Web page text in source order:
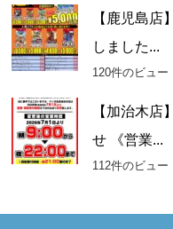
【鹿児島店
しました...
120件のビュー
【加治木店
せ 《営業...
112件のビュー